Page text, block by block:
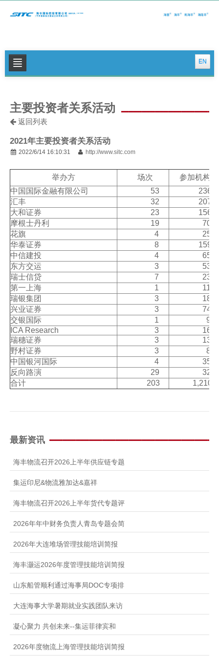
EN
公司新闻
集运特色服务
物流特色服务
可持续发展
联系我们
人才招聘
提单条件及条款
主要投资者关系活动
返回列表
2021年主要投资者关系活动
2022/6/14 16:10:31 http://www.sitc.com
举办方 场次
参加机构
中国国际金融有限公司
53
236
汇丰
32
207
大和证券
23
156
摩根士丹利
19
70
花旗
4
25
华泰证券
8
159
中信建投
4
65
东方交运
3
53
瑞士信贷
7
23
第一上海
1
11
瑞银集团
3
18
兴业证券
3
74
交银国际
1
9
ICA Research
3
16
瑞穗证券
3
13
野村证券
3
8
中国银河国际
4
35
反向路演
29
32
合计
203 1,210
最新资讯
海丰物流召开2026上半年供应链专题
集运印尼&物流雅加达&嘉祥
海丰物流召开2026上半年货代专题评
2026年年中财务负责人青岛专题会简
2026年大连堆场管理技能培训简报
海丰灏运2026年度管理技能培训简报
山东船管顺利通过海事局DOC专项排
大连海事大学暑期就业实践团队来访
凝心聚力 共创未来--集运菲律宾和
2026年度物流上海管理技能培训简报